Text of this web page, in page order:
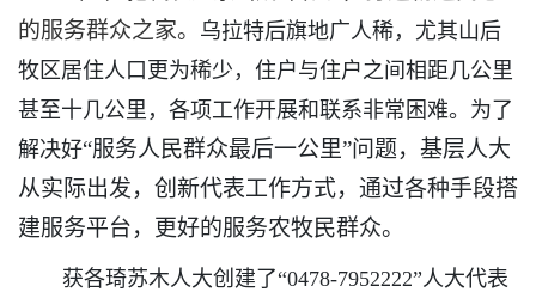
的服务群众之家。 乌拉特后旗地广人稀，尤其山后
牧区居住人口更为稀少，住户与住户之间相距几公里
甚至十几公里，各项工作开展和联系非常困难。为了
解决好“服务人民群众最后一公里”问题，基层人大
从实际出发，创新代表工作方式，通过各种手段搭
建服务平台，更好的服务农牧民群众。
获各琦苏木人大创建了“0478-7952222”人大代表